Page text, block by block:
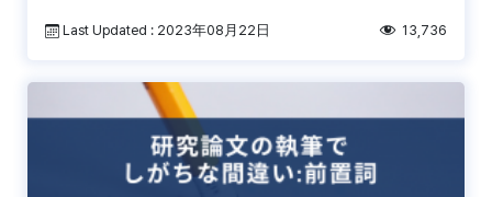
[…]Last Updated : 2023年08月22日 13,736